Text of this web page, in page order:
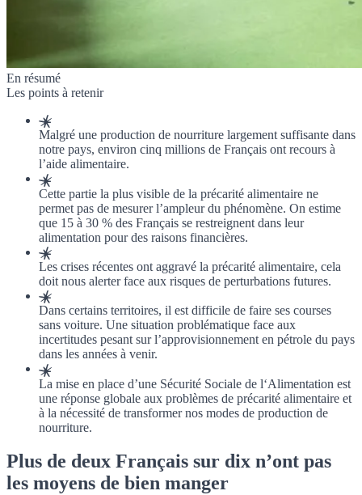
En résumé
Les points à retenir
Malgré une production de nourriture largement suffisante dans
notre pays, environ cinq millions de Français ont recours à
l’aide alimentaire.
Cette partie la plus visible de la précarité alimentaire ne
permet pas de mesurer l’ampleur du phénomène. On estime
que 15 à 30 % des Français se restreignent dans leur
alimentation pour des raisons financières.
Les crises récentes ont aggravé la précarité alimentaire, cela
doit nous alerter face aux risques de perturbations futures.
Dans certains territoires, il est difficile de faire ses courses
sans voiture. Une situation problématique face aux
incertitudes pesant sur l’approvisionnement en pétrole du pays
dans les années à venir.
La mise en place d’une Sécurité Sociale de l‘Alimentation est
une réponse globale aux problèmes de précarité alimentaire et
à la nécessité de transformer nos modes de production de
nourriture.
Plus de deux Français sur dix n’ont pas
les moyens de bien manger